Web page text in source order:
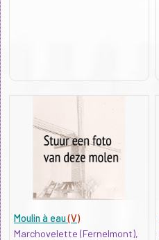
Moulin à eau(V)
Marchovelette (Fernelmont),